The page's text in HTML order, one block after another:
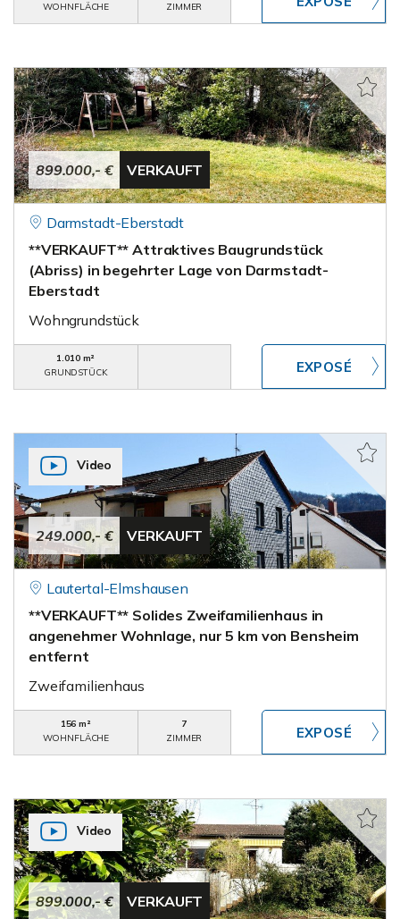
WOHNFLÄCHE
ZIMMER
899.000,- € VERKAUFT
Darmstadt-Eberstadt
**VERKAUFT** Attraktives Baugrundstück
(Abriss) in begehrter Lage von Darmstadt-
Eberstadt
Wohngrundstück
1.010 m²
GRUNDSTÜCK
249.000,- € VERKAUFT
Video
Lautertal-Elmshausen
**VERKAUFT** Solides Zweifamilienhaus in
angenehmer Wohnlage, nur 5 km von Bensheim
entfernt
Zweifamilienhaus
156 m²
WOHNFLÄCHE
7
ZIMMER
899.000,- € VERKAUFT
Video